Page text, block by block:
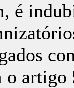
é
o artigo